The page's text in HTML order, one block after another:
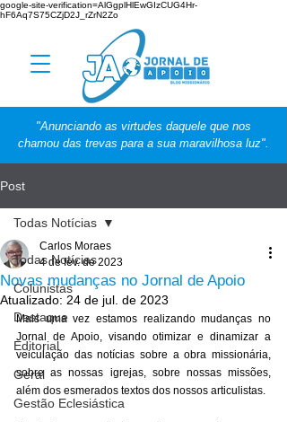
google-site-verification=AlGgplHlEwGIzCUG4Hr-
hF6Aq7S75CZjD2J_rZrN2Zo
"Anunciando as virtudes daquele que nos
chamou das trevas para a sua maravilhosa luz".
Post
Todas Notícias
Colunistas
Destaque
Editorial
Geral
Gestão Eclesiástica
Todas Notícias
Novas mudanças no Jornal de Apoio
Carlos Moraes
4 de fev. de 2023
Atualizado: 24 de jul. de 2023
Mais uma vez estamos realizando mudanças no
Jornal de Apoio, visando otimizar e dinamizar a
veiculação das notícias sobre a obra missionária,
sobre as nossas igrejas, sobre nossas missões,
além dos esmerados textos dos nossos articulistas.